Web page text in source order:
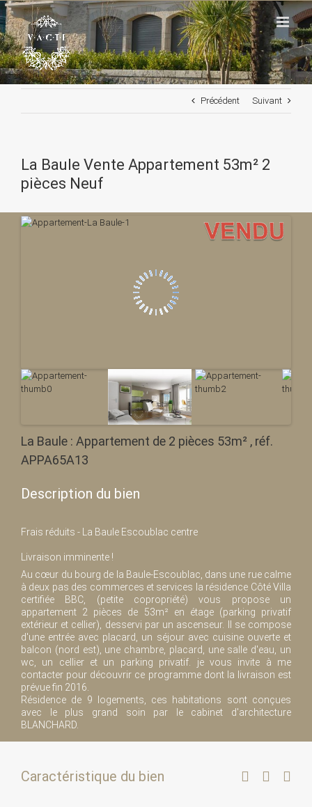
Passer
au
contenu
Précédent Suivant
La Baule Vente Appartement 53m² 2
pièces Neuf
La Baule : Appartement de 2 pièces 53m² , réf.
APPA65A13
Description du bien
Frais réduits - La Baule Escoublac centre
Livraison imminente !
Au cœur du bourg de la Baule-Escoublac, dans une rue calme
à deux pas des commerces et services la résidence Côté Villa
certifiée BBC, (petite copropriété) vous propose un
appartement 2 pièces de 53m² en étage (parking privatif
extérieur et cellier), desservi par un ascenseur. Il se compose
d'une entrée avec placard, un séjour avec cuisine ouverte et
balcon (nord est), une chambre, placard, une salle d'eau, un
wc, un cellier et un parking privatif. je vous invite à me
contacter pour découvrir ce programme dont la livraison est
prévue fin 2016.
Résidence de 9 logements, ces habitations sont conçues
avec le plus grand soin par le cabinet d'architecture
BLANCHARD.
Caractéristique du bien